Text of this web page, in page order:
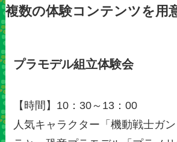
複数の体験コンテンツを用
プラモデル組立体験会
【時間】10：30～13：00
人気キャラクター「機動戦士ガ